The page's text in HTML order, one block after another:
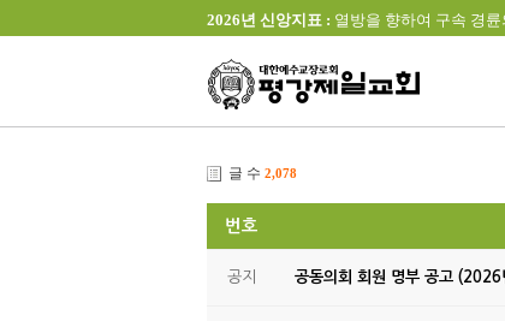
2026년 신앙지표 : 열방을 향하여 구속 경
글 수 2,078
번호
공지 공동의회 회원 명부 공고